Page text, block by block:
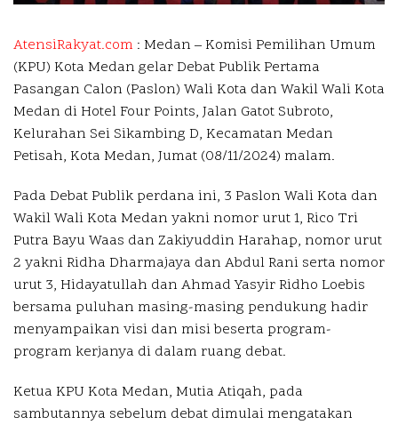
AtensiRakyat.com : Medan – Komisi Pemilihan Umum
(KPU) Kota Medan gelar Debat Publik Pertama
Pasangan Calon (Paslon) Wali Kota dan Wakil Wali Kota
Medan di Hotel Four Points, Jalan Gatot Subroto,
Kelurahan Sei Sikambing D, Kecamatan Medan
Petisah, Kota Medan, Jumat (08/11/2024) malam.
Pada Debat Publik perdana ini, 3 Paslon Wali Kota dan
Wakil Wali Kota Medan yakni nomor urut 1, Rico Tri
Putra Bayu Waas dan Zakiyuddin Harahap, nomor urut
2 yakni Ridha Dharmajaya dan Abdul Rani serta nomor
urut 3, Hidayatullah dan Ahmad Yasyir Ridho Loebis
bersama puluhan masing-masing pendukung hadir
menyampaikan visi dan misi beserta program-
program kerjanya di dalam ruang debat.
Ketua KPU Kota Medan, Mutia Atiqah, pada
sambutannya sebelum debat dimulai mengatakan